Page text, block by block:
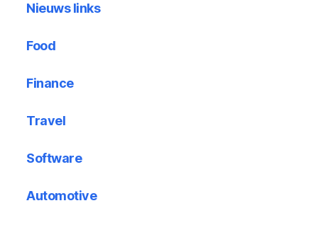
Nieuws links
Food
Finance
Travel
Software
Automotive